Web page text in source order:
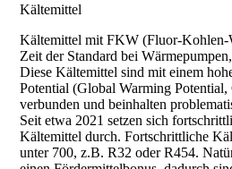
Kältemittel
Kältemittel mit FKW (Fluor-Kohlen-
Zeit der Standard bei
Diese Kältemittel sind mit einem
Potential (Global Warming
verbunden und beinhalten
Seit etwa 2021 setzen sich
Kältemittel durch. Fortschrittliche
unter 700, z.B. R32 oder R454.